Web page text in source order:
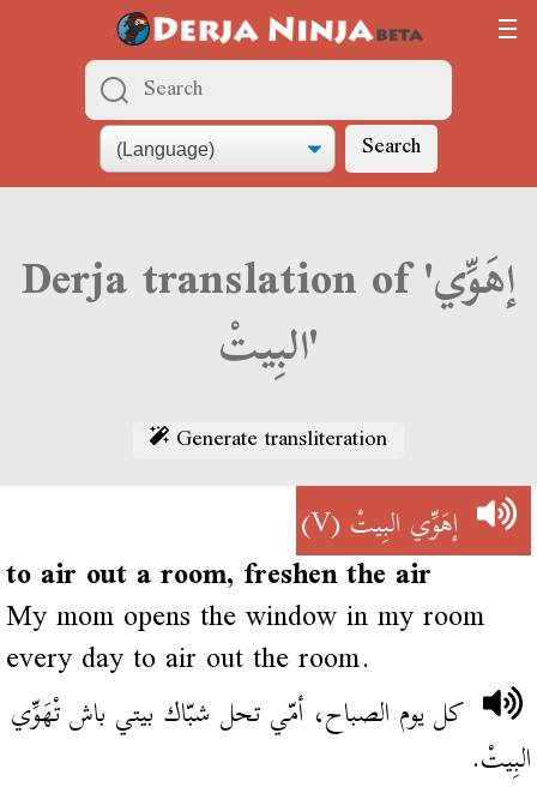
Search
Derja translation of 'إهَوِّي
البِيتْ'
Generate transliteration
إهَوِّي البِيتْ(V)
to air out a room, freshen the air
My mom opens the window in my room
every day to air out the room.
كل يوم الصباح، أمّي تحل شبّاك بيتي باش تْهَوِّي
البِيتْ.